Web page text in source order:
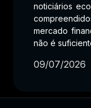
noticiários
mercado
não é
09/07/2026